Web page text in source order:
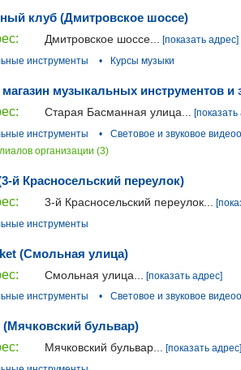
клуб (Дмитровское шоссе)
Дмитровское шоссе... [показать адрес]
инструменты • Курсы музыки
магазин музыкальных инструментов
Старая Басманная улица...
[показать
инструменты •
Световое и звуковое
организации (3)
й Красносельский переулок)
3-й Красносельский переулок...
инструменты
(Смольная улица)
Смольная улица...
[показать адрес]
инструменты • Световое и звуковое
(Мячковский бульвар)
Мячковский бульвар... [показать адрес]